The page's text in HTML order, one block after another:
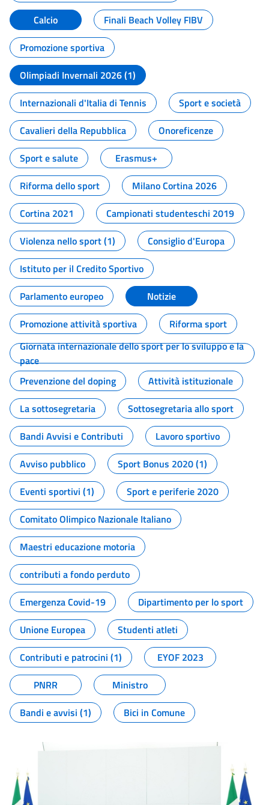
Calcio
Finali Beach Volley FIBV
Promozione sportiva
Olimpiadi Invernali 2026 (1)
Internazionali d'Italia di Tennis
Sport e società
Cavalieri della Repubblica
Onoreficenze
Sport e salute
Erasmus+
Riforma dello sport
Milano Cortina 2026
Cortina 2021
Campionati studenteschi 2019
Violenza nello sport (1)
Consiglio d'Europa
Istituto per il Credito Sportivo
Parlamento europeo
Notizie
Promozione attività sportiva
Riforma sport
Giornata internazionale dello sport per lo sviluppo e la
pace
Prevenzione del doping
Attività istituzionale
La sottosegretaria
Sottosegretaria allo sport
Bandi Avvisi e Contributi
Lavoro sportivo
Avviso pubblico
Sport Bonus 2020 (1)
Eventi sportivi (1)
Sport e periferie 2020
Comitato Olimpico Nazionale Italiano
Maestri educazione motoria
contributi a fondo perduto
Emergenza Covid-19
Dipartimento per lo sport
Unione Europea
Studenti atleti
Contributi e patrocini (1)
EYOF 2023
PNRR
Ministro
Bandi e avvisi (1)
Bici in Comune